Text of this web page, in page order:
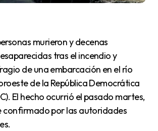
tras el incendio y
de una embarcación en el río
de la República Democrática
El hecho ocurrió el pasado martes,
confirmado por las autoridades